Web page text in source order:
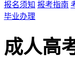
报名须知 报考指南
毕业办理
成人高